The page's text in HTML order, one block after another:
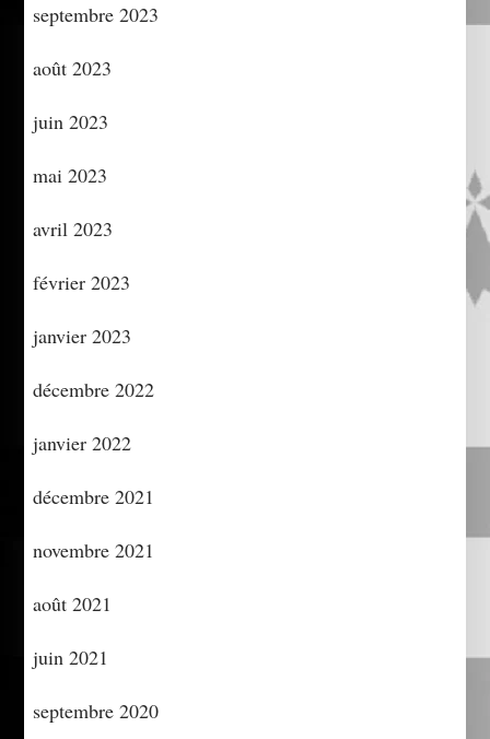
septembre 2023
août 2023
juin 2023
mai 2023
avril 2023
février 2023
janvier 2023
décembre 2022
janvier 2022
décembre 2021
novembre 2021
août 2021
juin 2021
septembre 2020